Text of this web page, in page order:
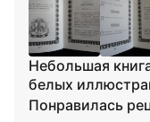
Небольшая
белых
Понравилась